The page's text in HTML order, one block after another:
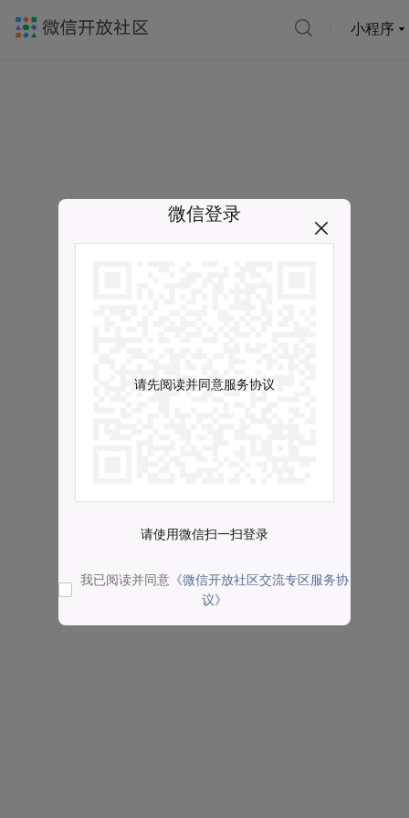
小程序
微信登录
请先阅读并同意服务协议
请使用微信扫一扫登录
我已阅读并同意 《微信开放社区交流专区服务协
议》